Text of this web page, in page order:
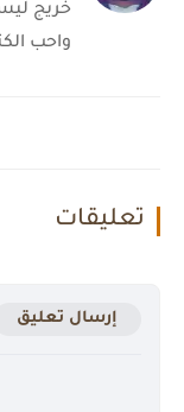
خريج
واحب
تعليقات
إرسال تعليق